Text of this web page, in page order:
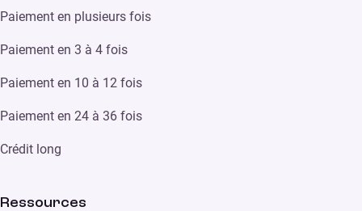
Paiement en plusieurs fois
Paiement en 3 à 4 fois
Paiement en 10 à 12 fois
Paiement en 24 à 36 fois
Crédit long
Ressources